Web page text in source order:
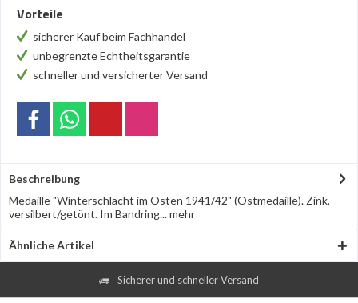
Vorteile
sicherer Kauf beim Fachhandel
unbegrenzte Echtheitsgarantie
schneller und versicherter Versand
Beschreibung
Medaille "Winterschlacht im Osten 1941/42" (Ostmedaille). Zink,
versilbert/getönt. Im Bandring...mehr
Ähnliche Artikel
Sicherer und schneller Versand